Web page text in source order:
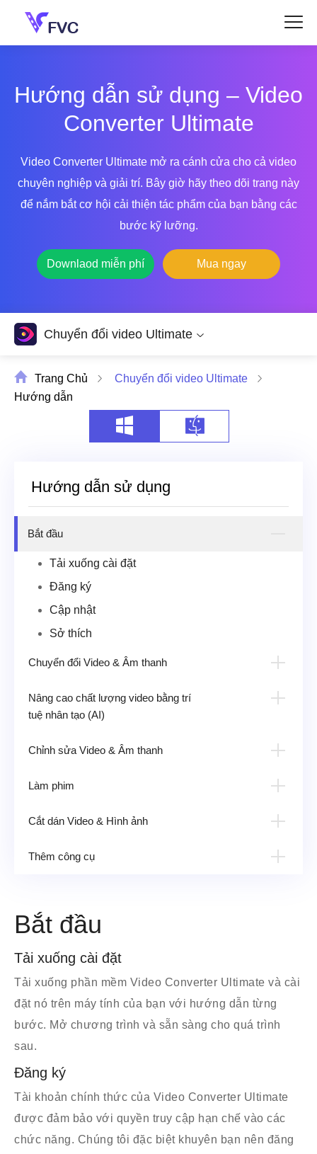
Hướng dẫn sử dụng – Video
Converter Ultimate
Video Converter Ultimate mở ra cánh cửa cho cả video
chuyên nghiệp và giải trí. Bây giờ hãy theo dõi trang này
để nắm bắt cơ hội cải thiện tác phẩm của bạn bằng các
bước kỹ lưỡng.
Downlaod miễn phí Mua ngay
Chuyển đổi video Ultimate
Trang Chủ
Chuyển đổi video Ultimate
Hướng dẫn
Hướng dẫn sử dụng
Bắt đầu
Tải xuống cài đặt
Đăng ký
Cập nhật
Sở thích
Chuyển đổi Video & Âm thanh
Nâng cao chất lượng video bằng trí
tuệ nhân tạo (AI)
Chỉnh sửa Video & Âm thanh
Cắt & Tách Video
Điều chỉnh Hiệu ứng & Bộ lọc Video
Thêm hình mờ vào video
Làm phim
Cắt dán Video & Hình ảnh
Thêm công cụ
Máy nén âm thanh
Video Watermark Remover
Trình tạo GIF
Chuyển đổi hình ảnh
Trình tạo 3D
Hợp nhất video
AI Vocal Remover
AI Vocal Isolator
Video Cropper
Bắt đầu
Tải xuống cài đặt
Tải xuống phần mềm Video Converter Ultimate và cài
đặt nó trên máy tính của bạn với hướng dẫn từng
bước. Mở chương trình và sẵn sàng cho quá trình
sau.
Đăng ký
Tài khoản chính thức của Video Converter Ultimate
được đảm bảo với quyền truy cập hạn chế vào các
chức năng. Chúng tôi đặc biệt khuyên bạn nên đăng